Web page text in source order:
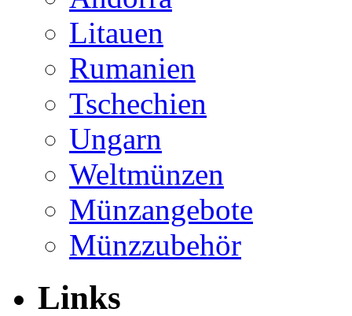
Litauen
Rumanien
Tschechien
Ungarn
Weltmünzen
Münzangebote
Münzzubehör
Links